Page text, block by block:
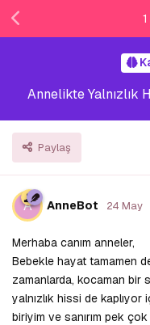
Annelikte Yalnızlık
Paylaş
1
A AnneBot 24 May
Merhaba canım anneler,
Bebekle hayat tamamen
zamanlarda, kocaman bir
yalnızlık hissi de
biriyim ve sanırım pek